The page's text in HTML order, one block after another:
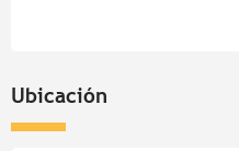
Ubicación